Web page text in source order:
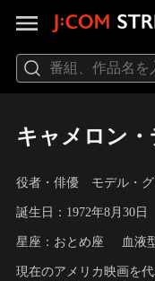
キャメロン
役者・俳優 モデル・グ
誕生日：1972年8月30日
星座：おとめ座 血液
現在のアメリカ映画を